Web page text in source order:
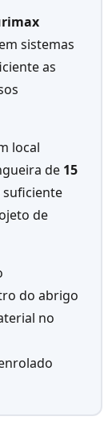
sistemas
as
local
de 15
suficiente
de
do abrigo
no